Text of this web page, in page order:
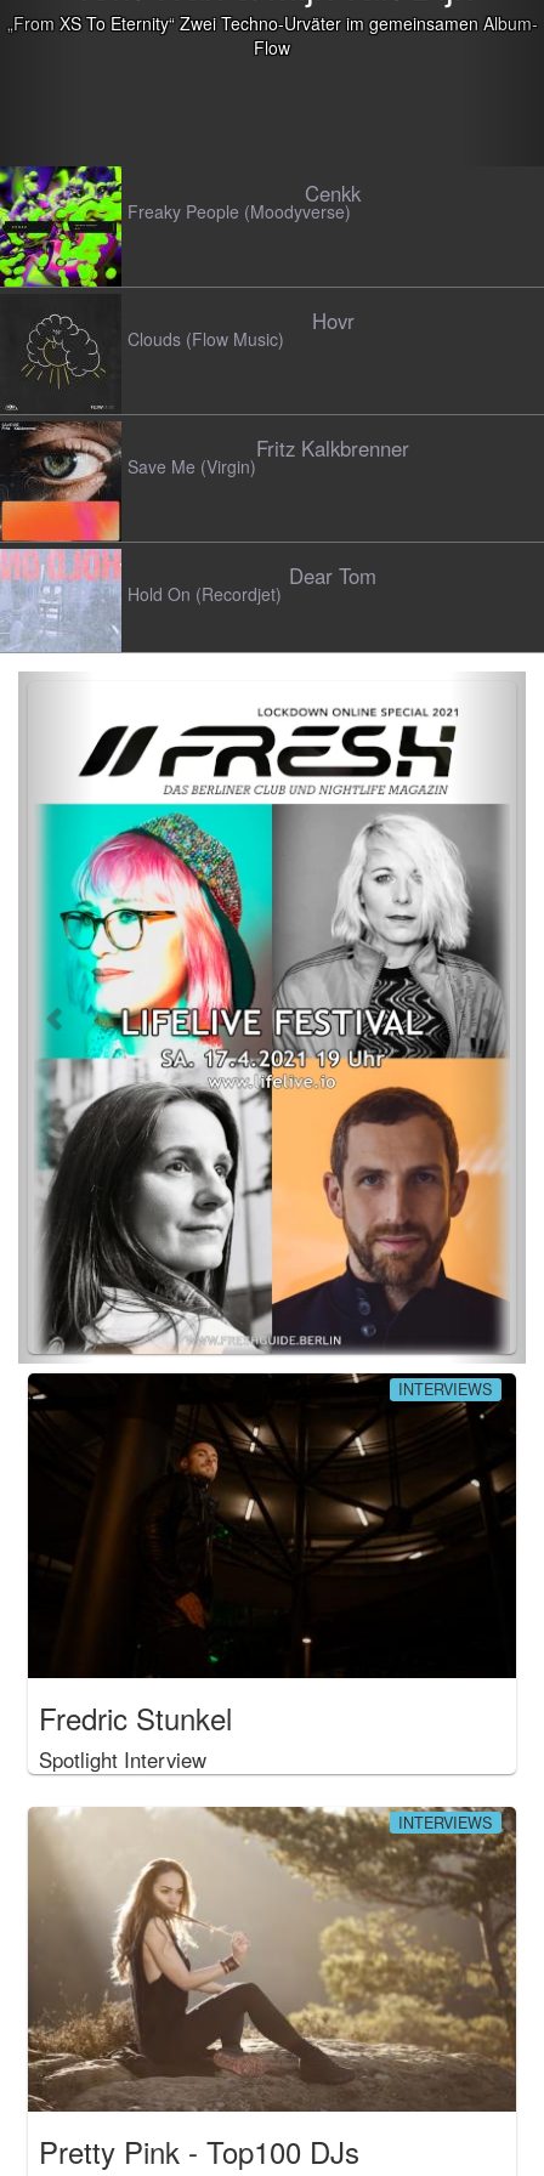
im gemeinsamen Album-
Cenkk
Freaky People (Moodyverse)
Hovr
Clouds (Flow Music)
Fritz Kalkbrenner
Save Me (Virgin)
Dear Tom
Hold On (Recordjet)
N/UM
Fade The Heart (Ninetofire)
Sacha Harland
Let Me Be (Act Like Adutls)
Mehr Musik Reviews
INTERVIEWS
Fredric Stunkel
Spotlight Interview
INTERVIEWS
Pretty Pink - Top100 DJs